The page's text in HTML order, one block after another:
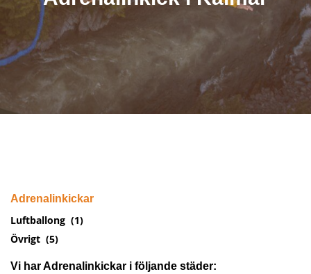
Adrenalinkickar
Luftballong (1)
Övrigt (5)
Vi har Adrenalinkickar i följande städer: